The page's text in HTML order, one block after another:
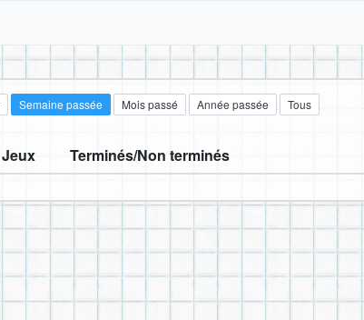
Semaine passée Mois passé Année passée Tous
Jeux Terminés/Non terminés